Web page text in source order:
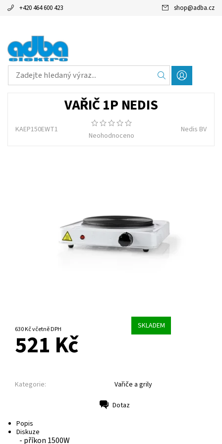
+420 464 600 423 shop@adba.cz
VAŘIČ 1P NEDIS
KAEP150EWT1
Neohodnoceno
Nedis BV
630 Kč včetně DPH SKLADEM
521 Kč
Kategorie: Vařiče a grily
Dotaz
Popis
Diskuze
- příkon 1500W